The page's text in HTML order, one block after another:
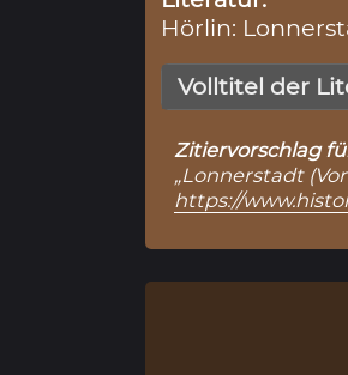
Hörlin:
Volltitel der
Zitiervorschlag
„Lonnerstadt
https://